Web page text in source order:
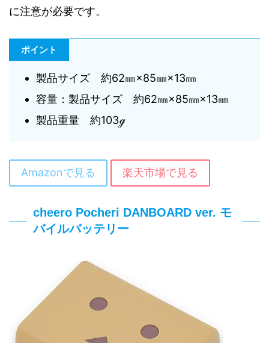
に注意が必要です。
ポイント
製品サイズ 約62㎜×85㎜×13㎜
容量：製品サイズ 約62㎜×85㎜×13㎜
製品重量 約103ℊ
Amazonで見る 楽天市場で見る
cheero Pocheri DANBOARD ver. モ
バイルバッテリー